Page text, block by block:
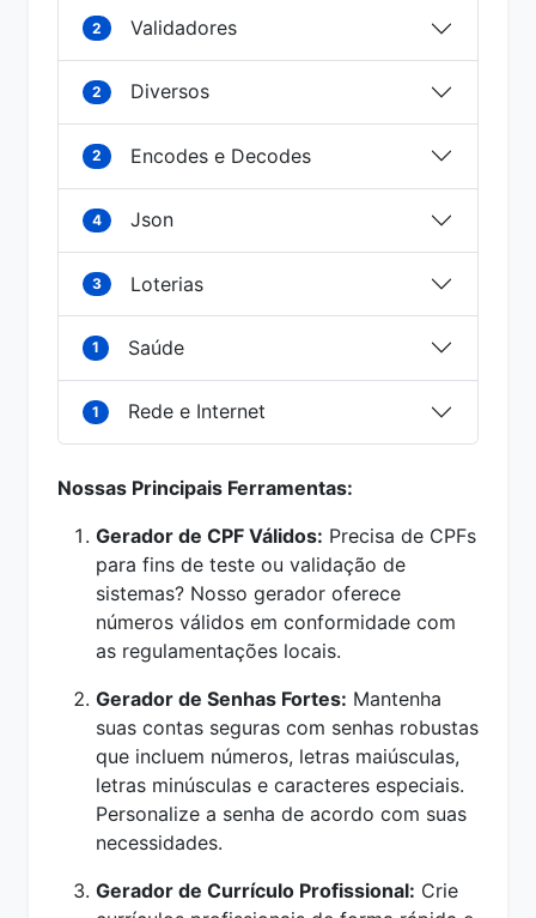
2 Validadores
2 Diversos
2 Encodes e Decodes
4 Json
3 Loterias
1 Saúde
1 Rede e Internet
Nossas Principais Ferramentas:
Gerador de CPF Válidos: Precisa de CPFs
para fins de teste ou validação de
sistemas? Nosso gerador oferece
números válidos em conformidade com
as regulamentações locais.
Gerador de Senhas Fortes: Mantenha
suas contas seguras com senhas robustas
que incluem números, letras maiúsculas,
letras minúsculas e caracteres especiais.
Personalize a senha de acordo com suas
necessidades.
Gerador de Currículo Profissional: Crie